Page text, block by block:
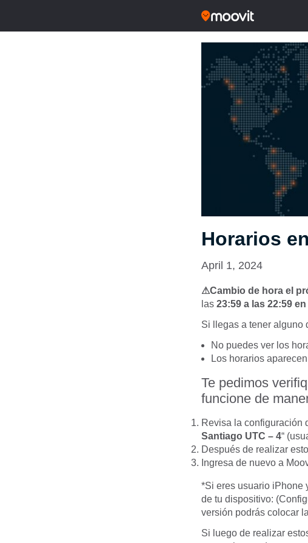
Horarios
April 1, 2024
⚠Cambio de hora el
las 23:59 a las 22:59
Si llegas a tener alguno
No puedes ver los
Los horarios
Te pedimos
funcione de
Revisa la configuración
Santiago UTC – 4“
Después de realizar
Ingresa de nuevo a
*Si eres usuario iPhone
de tu dispositivo:
versión podrás colocar
Si luego de realizar